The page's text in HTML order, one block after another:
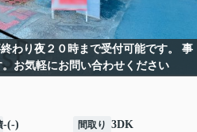
わり夜２０時まで受付可能です。 事
お気軽にお問い合わせください
-(-) 間取り 3DK